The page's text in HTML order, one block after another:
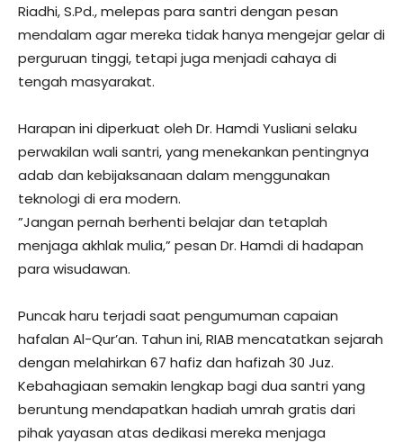
Riadhi, S.Pd., melepas para santri dengan pesan
mendalam agar mereka tidak hanya mengejar gelar di
perguruan tinggi, tetapi juga menjadi cahaya di
tengah masyarakat.
Harapan ini diperkuat oleh Dr. Hamdi Yusliani selaku
perwakilan wali santri, yang menekankan pentingnya
adab dan kebijaksanaan dalam menggunakan
teknologi di era modern.
​”Jangan pernah berhenti belajar dan tetaplah
menjaga akhlak mulia,” pesan Dr. Hamdi di hadapan
para wisudawan.
​Puncak haru terjadi saat pengumuman capaian
hafalan Al-Qur’an. Tahun ini, RIAB mencatatkan sejarah
dengan melahirkan 67 hafiz dan hafizah 30 Juz.
Kebahagiaan semakin lengkap bagi dua santri yang
beruntung mendapatkan hadiah umrah gratis dari
pihak yayasan atas dedikasi mereka menjaga